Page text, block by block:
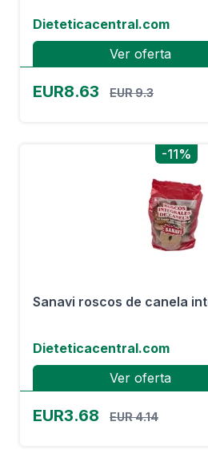
Dieteticacentral.com
Ver oferta
EUR8.63 EUR 9.3
-11%
Sanavi roscos de canela
Dieteticacentral.com
Ver oferta
EUR3.68 EUR 4.14